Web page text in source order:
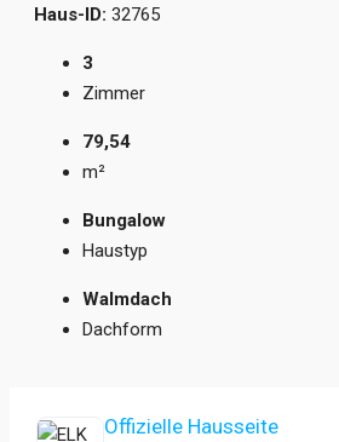
Haus-ID: 32765
3
Zimmer
79,54
m²
Bungalow
Haustyp
Walmdach
Dachform
Offizielle Hausseite